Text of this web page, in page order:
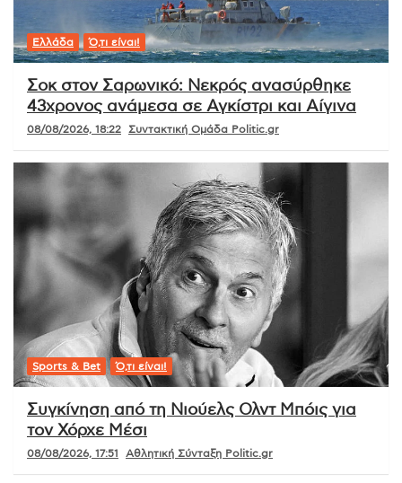
Ελλάδα Ό,τι είναι!
Σοκ στον Σαρωνικό: Νεκρός ανασύρθηκε
43χρονος ανάμεσα σε Αγκίστρι και Αίγινα
08/08/2026, 18:22 Συντακτική Ομάδα Politic.gr
Sports & Bet Ό,τι είναι!
Συγκίνηση από τη Νιούελς Ολντ Μπόις για
τον Χόρχε Μέσι
08/08/2026, 17:51 Αθλητική Σύνταξη Politic.gr